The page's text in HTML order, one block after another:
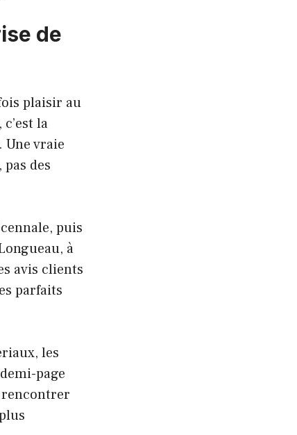
de
plaisir au
la
Une vraie
des
puis
à
avis clients
parfaits
les
page
rencontrer